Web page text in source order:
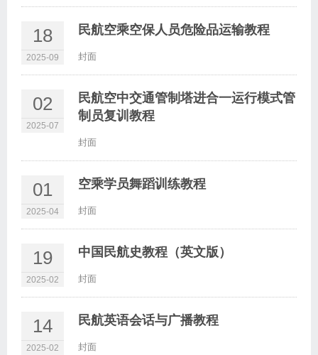
18
2025-09
民航空乘空保人员危险品运输教程
封面
02
2025-07
民航空中交通管制塔进合一运行模式管
制员复训教程
封面
01
2025-04
空乘学员舞蹈训练教程
封面
19
2025-02
中国民航史教程（英文版）
封面
14
2025-02
民航英语会话与广播教程
封面